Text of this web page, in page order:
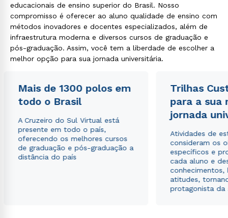
educacionais de ensino superior do Brasil. Nosso
compromisso é oferecer ao aluno qualidade de ensino com
métodos inovadores e docentes especializados, além de
infraestrutura moderna e diversos cursos de graduação e
pós-graduação. Assim, você tem a liberdade de escolher a
melhor opção para sua jornada universitária.
Mais de 1300 polos em
todo o Brasil
A Cruzeiro do Sul Virtual está
presente em todo o país,
oferecendo os melhores cursos
de graduação e pós-graduação a
distância do país
Trilhas
para a sua
jornada
Atividades de
consideram os
específicos e
cada aluno e
conhecimentos,
atitudes,
protagonista da